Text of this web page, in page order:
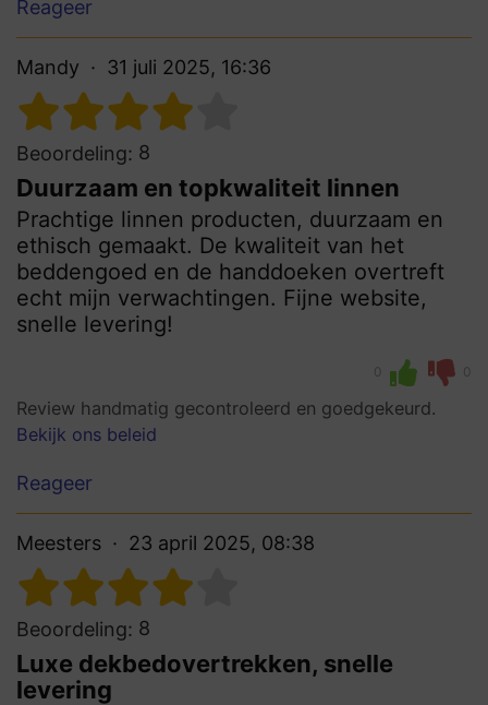
Reageer
Mandy 31 juli 2025, 16:36
Beoordeling: 8
Duurzaam en topkwaliteit linnen
Prachtige linnen producten, duurzaam en
ethisch gemaakt. De kwaliteit van het
beddengoed en de handdoeken overtreft
echt mijn verwachtingen. Fijne website,
snelle levering!
0 0
Review handmatig gecontroleerd en goedgekeurd.
Bekijk ons beleid
Reageer
Meesters 23 april 2025, 08:38
Beoordeling: 8
Luxe dekbedovertrekken, snelle
levering